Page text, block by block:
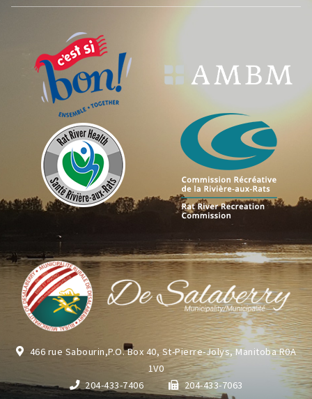
466 rue Sabourin,P.O. Box 40, St-Pierre-Jolys, Manitoba R0A
1V0
204-433-7406
204-433-7063